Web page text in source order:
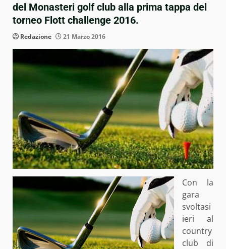
del Monasteri golf club alla prima tappa del
torneo Flott challenge 2016.
Redazione 21 Marzo 2016
Con la
gara
svoltasi
ieri al
country
club di